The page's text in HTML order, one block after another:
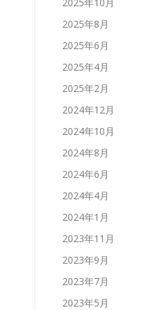
2025年8月
2025年6月
2025年4月
2025年2月
2024年12月
2024年10月
2024年8月
2024年6月
2024年4月
2024年1月
2023年11月
2023年9月
2023年7月
2023年5月